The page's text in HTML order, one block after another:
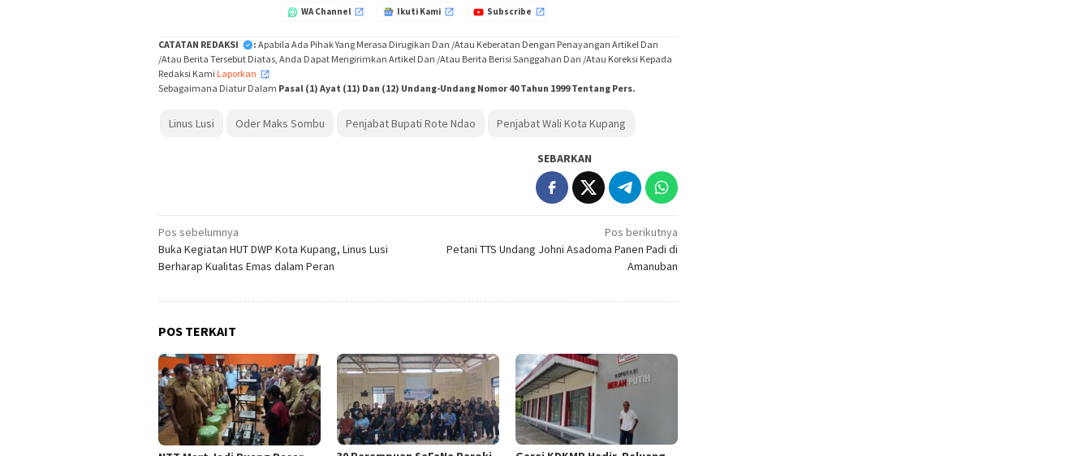
WA Channel Ikuti Kami Subscribe
CATATAN REDAKSI : Apabila Ada Pihak Yang Merasa Dirugikan Dan /Atau Keberatan Dengan Penayangan Artikel Dan
/Atau Berita Tersebut Diatas, Anda Dapat Mengirimkan Artikel Dan /Atau Berita Berisi Sanggahan Dan /Atau Koreksi Kepada
Redaksi Kami Laporkan
,
Sebagaimana Diatur Dalam Pasal (1) Ayat (11) Dan (12) Undang-Undang Nomor 40 Tahun 1999 Tentang Pers.
Linus Lusi Oder Maks Sombu Penjabat Bupati Rote Ndao Penjabat Wali Kota Kupang
SEBARKAN
Navigasi
pos
Pos sebelumnya
Buka Kegiatan HUT DWP Kota Kupang, Linus Lusi
Berharap Kualitas Emas dalam Peran
Pos berikutnya
Petani TTS Undang Johni Asadoma Panen Padi di
Amanuban
POS TERKAIT